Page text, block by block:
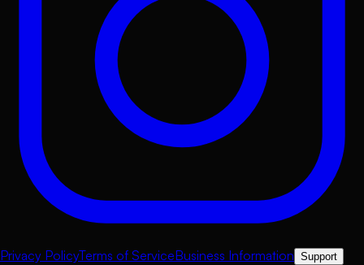
Privacy PolicyTerms of ServiceBusiness Information Support